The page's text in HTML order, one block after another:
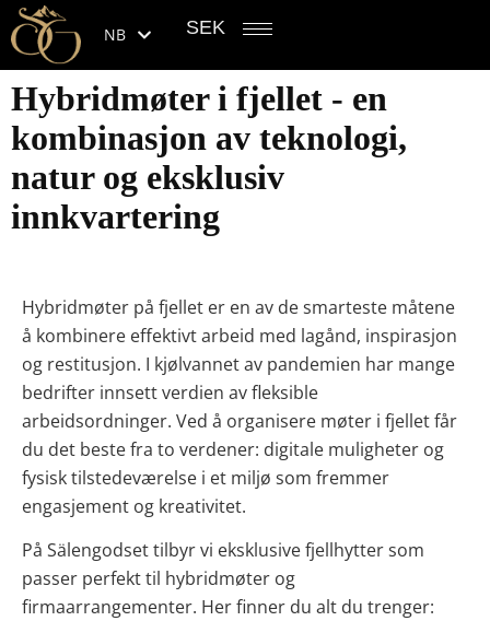
NB SEK
Hybridmøter i fjellet - en
kombinasjon av teknologi,
natur og eksklusiv
innkvartering
Hybridmøter på fjellet er en av de smarteste måtene
å kombinere effektivt arbeid med lagånd, inspirasjon
og restitusjon. I kjølvannet av pandemien har mange
bedrifter innsett verdien av fleksible
arbeidsordninger. Ved å organisere møter i fjellet får
du det beste fra to verdener: digitale muligheter og
fysisk tilstedeværelse i et miljø som fremmer
engasjement og kreativitet.
På Sälengodset tilbyr vi eksklusive fjellhytter som
passer perfekt til hybridmøter og
firmaarrangementer. Her finner du alt du trenger: